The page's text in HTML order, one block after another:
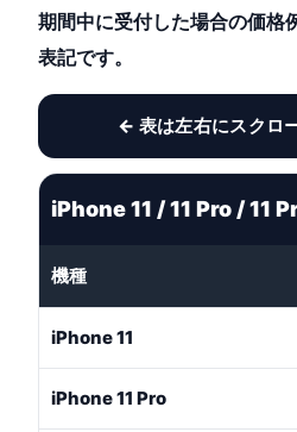
期間中に受付した場合の価格
表記です。
← 表は左右にスクロ
iPhone 11 / 11 Pro / 11
機種
iPhone 11
iPhone 11 Pro